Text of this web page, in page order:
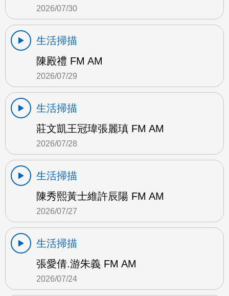
2026/07/30
生活掃描
陳殿禮 FM AM
2026/07/29
生活掃描
莊文凱王冠瑋張麗瑱 FM AM
2026/07/28
生活掃描
陳秀熙黃士維許辰陽 FM AM
2026/07/27
生活掃描
張愛倩.游朱義 FM AM
2026/07/24